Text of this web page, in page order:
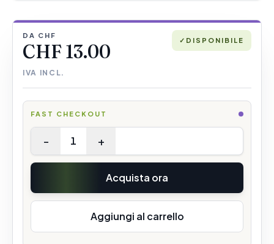
DA CHF
CHF 13.00
IVA INCL.
✓ DISPONIBILE
FAST CHECKOUT
- 1 +
Acquista ora
Aggiungi al carrello